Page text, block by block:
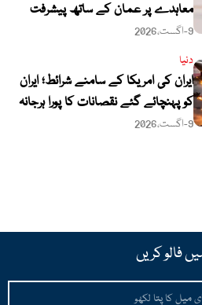
معاہدے پر عمان کے ساتھ پیشرفت
آخری مراحل میں ہے،عباس عراقچی
9-اگست،2026
دنیا
ایران کی امریکا کے سامنے شرائط؛ ایران
کو پہنچائے گئے نقصانات کا پورا ہرجانہ
دیا جائے
9-اگست،2026
فالو کریں